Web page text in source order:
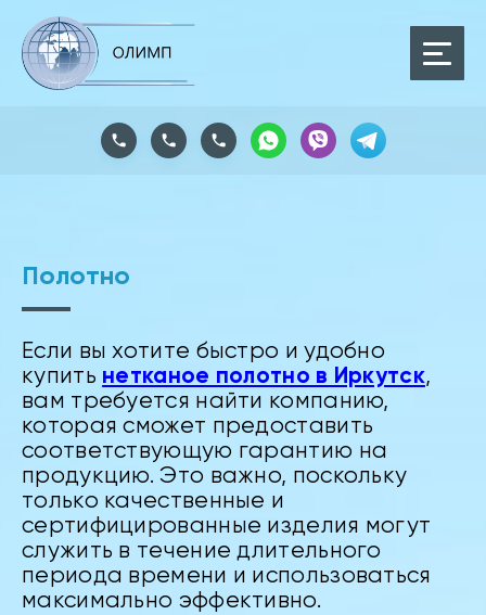
Полотно
Если вы хотите быстро и удобно
купить нетканое полотно в Иркутск,
вам требуется найти компанию,
которая сможет предоставить
соответствующую гарантию на
продукцию. Это важно, поскольку
только качественные и
сертифицированные изделия могут
служить в течение длительного
периода времени и использоваться
максимально эффективно.